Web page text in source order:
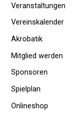
Veranstaltungen
Vereinskalender
Akrobatik
Mitglied werden
Sponsoren
Spielplan
Onlineshop